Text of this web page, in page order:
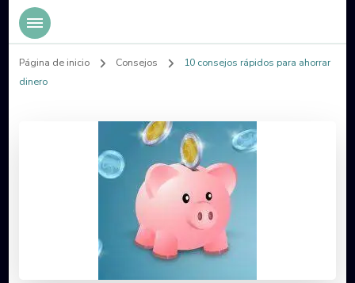
Página de inicio Consejos
10 consejos rápidos para ahorrar
dinero